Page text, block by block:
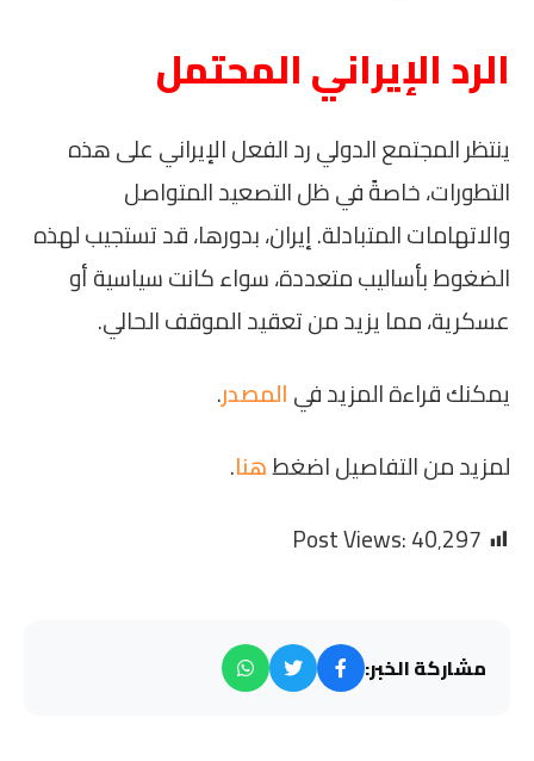
الرد الإيراني المحتمل
ينتظر المجتمع الدولي رد الفعل الإيراني على هذه
التطورات، خاصةً في ظل التصعيد المتواصل
والاتهامات المتبادلة. إيران، بدورها، قد تستجيب لهذه
الضغوط بأساليب متعددة، سواء كانت سياسية أو
عسكرية، مما يزيد من تعقيد الموقف الحالي.
يمكنك قراءة المزيد فيالمصدر.
لمزيد من التفاصيل اضغطهنا.
Post Views:40٬297
مشاركة الخبر: